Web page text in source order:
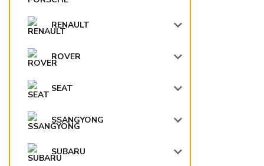
RENAULT
ROVER
SEAT
SSANGYONG
SUBARU